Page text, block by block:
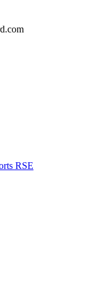
RSE